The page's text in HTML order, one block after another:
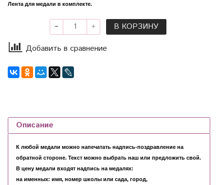
Лента для медали в комплекте.
В КОРЗИНУ
Добавить в сравнение
Описание
К любой медали можно напечатать надпись-поздравление на
обратной стороне. Текст можно выбрать наш или предложить свой.
В цену медали входят надпись на медалях:
на именных: имя, номер школы или сада, город,